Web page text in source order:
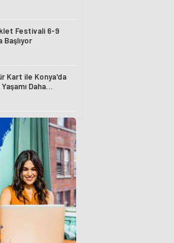
Festivali 6-9
Kart ile Konya'da
Daha